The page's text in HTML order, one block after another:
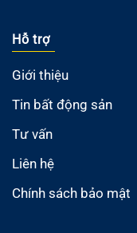
Hỗ trợ
Giới thiệu
Tin bất động sản
Tư vấn
Liên hệ
Chính sách bảo mật